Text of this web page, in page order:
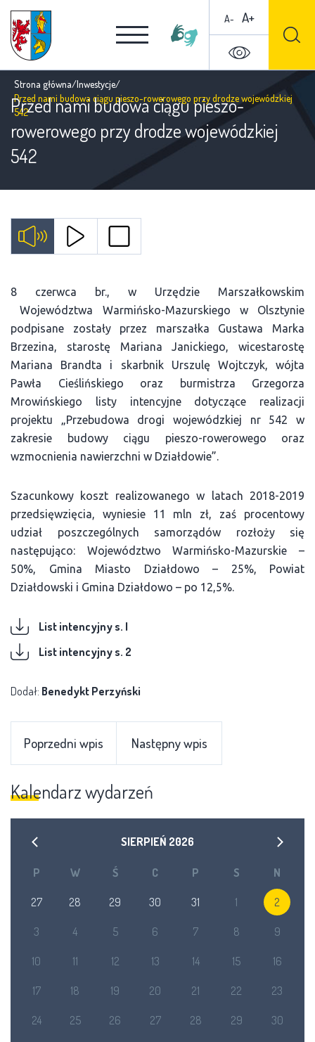
A- A+
Strona główna/Inwestycje/
Przed nami budowa ciągu pieszo-rowerowego przy drodze wojewódzkiej
542
Przed nami budowa ciągu pieszo-
rowerowego przy drodze wojewódzkiej
542
8 czerwca br., w Urzędzie Marszałkowskim
Województwa Warmińsko-Mazurskiego w Olsztynie
podpisane zostały przez marszałka Gustawa Marka
Brzezina, starostę Mariana Janickiego, wicestarostę
Mariana Brandta i skarbnik Urszulę Wojtczyk, wójta
Pawła Cieślińskiego oraz burmistrza Grzegorza
Mrowińskiego listy intencyjne dotyczące realizacji
projektu „Przebudowa drogi wojewódzkiej nr 542 w
zakresie budowy ciągu pieszo-rowerowego oraz
wzmocnienia nawierzchni w Działdowie”.
Szacunkowy koszt realizowanego w latach 2018-2019
przedsięwzięcia, wyniesie 11 mln zł, zaś procentowy
udział poszczególnych samorządów rozłoży się
następująco: Województwo Warmińsko-Mazurskie –
50%, Gmina Miasto Działdowo – 25%, Powiat
Działdowski i Gmina Działdowo – po 12,5%.
List intencyjny s. I
List intencyjny s. 2
Dodał: Benedykt Perzyński
Poprzedni wpis Następny wpis
Kalendarz wydarzeń
SIERPIEŃ 2026
P W Ś C P S N
27 28 29 30 31 1 2
3 4 5 6 7 8 9
10 11 12 13 14 15 16
17 18 19 20 21 22 23
24 25 26 27 28 29 30